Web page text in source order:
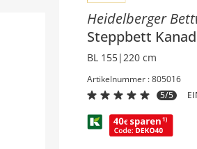
Heidelberger
Steppbett
BL 155|220 cm
Artikelnummer : 805016
5/5